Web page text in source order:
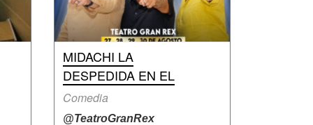
MIDACHI LA
DESPEDIDA EN EL
Comedia
@TeatroGranRex